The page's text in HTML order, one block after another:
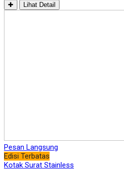
✚ Lihat Detail
Pesan Langsung
Edisi Terbatas
Kotak Surat Stainless